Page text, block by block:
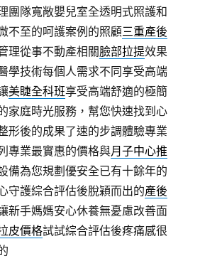
團隊寬敞嬰兒室全透明式照護和
不至的呵護案例的照顧三重產後
理從事不動產相關臉部拉提效果
學技術每個人需求不同享受高端
美睫全科班享受高端舒適的極簡
家庭時光服務，幫您快速找到心
形後的成果了速的步調體驗專業
專業最實惠的價格與月子中心推
備為您規劃優安全已有十餘年的
守護綜合評估後脫穎而出的產後
新手媽媽安心休養無憂慮改善面
皮價格試試綜合評估後疼痛感很